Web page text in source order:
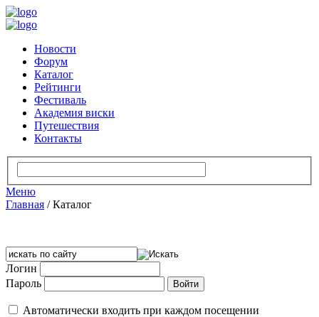
Новости
Форум
Каталог
Рейтинги
Фестиваль
Академия виски
Путешествия
Контакты
Меню
Главная /Каталог
Логин
Пароль
Автоматически входить при каждом посещении